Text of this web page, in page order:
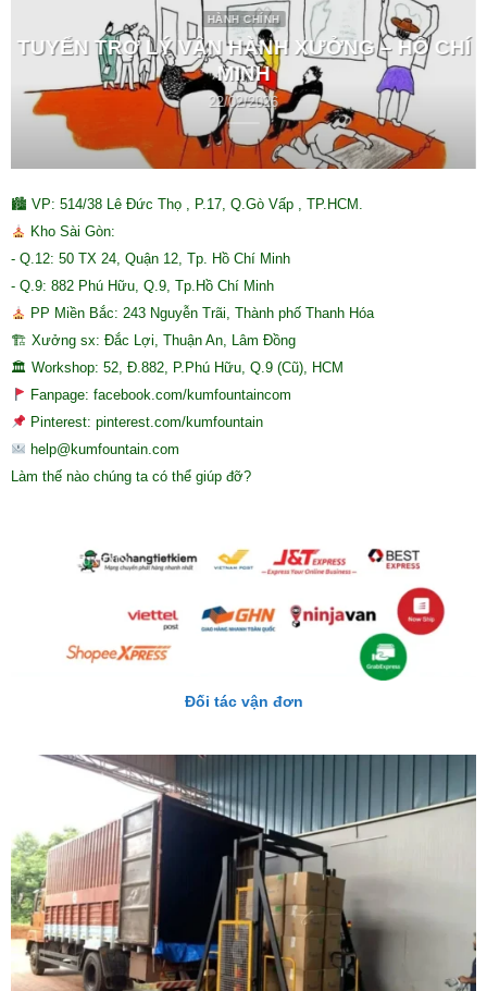
HÀNH CHÍNH
TUYỂN TRỢ LÝ VẬN HÀNH XƯỞNG – HỒ CHÍ
MINH
22/02/2026
🏙 VP: 514/38 Lê Đức Thọ , P.17, Q.Gò Vấp , TP.HCM.
Kho Sài Gòn:
- Q.12: 50 TX 24, Quận 12, Tp. Hồ Chí Minh
- Q.9: 882 Phú Hữu, Q.9, Tp.Hồ Chí Minh
PP Miền Bắc: 243 Nguyễn Trãi, Thành phố Thanh Hóa
🏗 Xưởng sx: Đắc Lợi, Thuận An, Lâm Đồng
🏛 Workshop: 52, Đ.882, P.Phú Hữu, Q.9 (Cũ), HCM
Fanpage: facebook.com/kumfountaincom
Pinterest: pinterest.com/kumfountain
help@kumfountain.com
Làm thế nào chúng ta có thể giúp đỡ?
Đối tác vận đơn